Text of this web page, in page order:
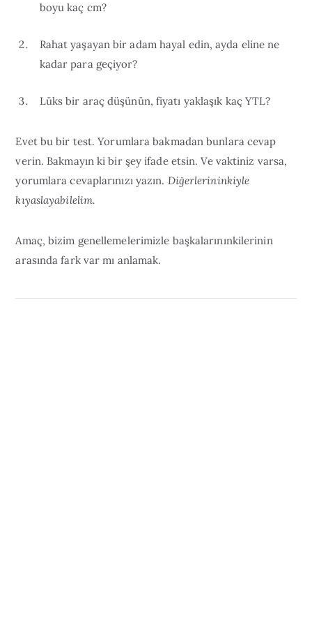
boyu kaç cm?
Rahat yaşayan bir adam hayal edin, ayda eline ne
kadar para geçiyor?
Lüks bir araç düşünün, fiyatı yaklaşık kaç YTL?
Evet bu bir test. Yorumlara bakmadan bunlara cevap
verin. Bakmayın ki bir şey ifade etsin. Ve vaktiniz varsa,
yorumlara cevaplarınızı yazın. Diğerlerininkiyle
kıyaslayabilelim.
Amaç, bizim genellemelerimizle başkalarınınkilerinin
arasında fark var mı anlamak.